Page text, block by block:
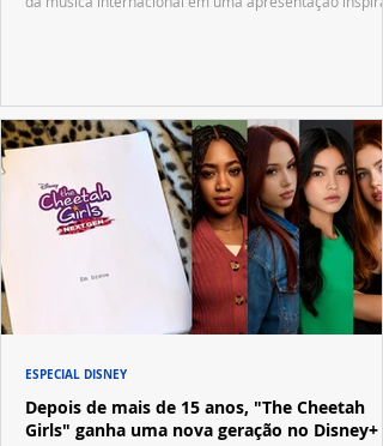
Depois de mais de 15 anos, "The Cheetah
Girls" ganha uma nova geração no Disney+
ESPECIAL DISNEY